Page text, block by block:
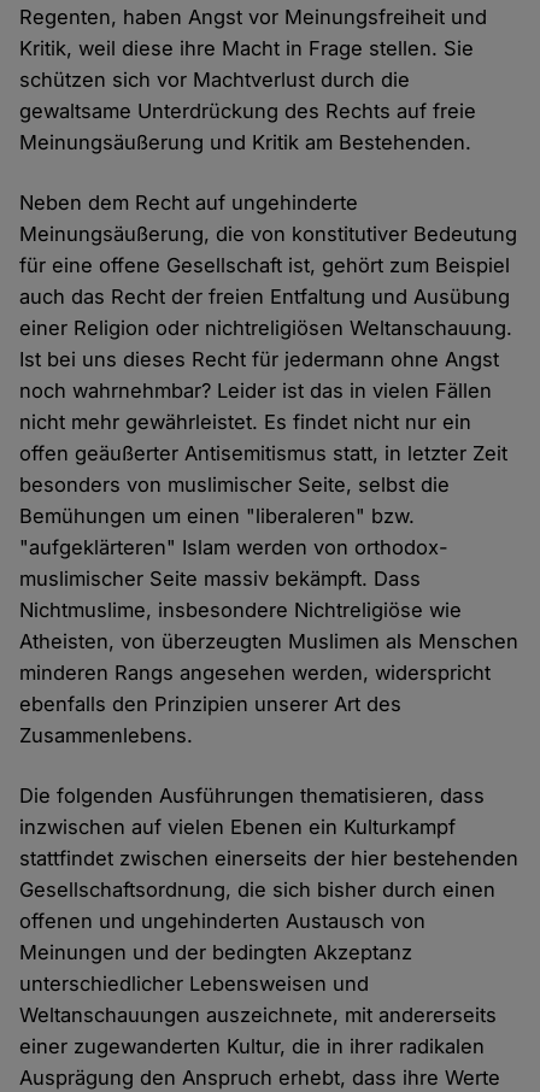
Regenten, haben Angst vor Meinungsfreiheit und
Kritik, weil diese ihre Macht in Frage stellen. Sie
schützen sich vor Machtverlust durch die
gewaltsame Unterdrückung des Rechts auf freie
Meinungsäußerung und Kritik am Bestehenden.
Neben dem Recht auf ungehinderte
Meinungsäußerung, die von konstitutiver Bedeutung
für eine offene Gesellschaft ist, gehört zum Beispiel
auch das Recht der freien Entfaltung und Ausübung
einer Religion oder nichtreligiösen Weltanschauung.
Ist bei uns dieses Recht für jedermann ohne Angst
noch wahrnehmbar? Leider ist das in vielen Fällen
nicht mehr gewährleistet. Es findet nicht nur ein
offen geäußerter Antisemitismus statt, in letzter Zeit
besonders von muslimischer Seite, selbst die
Bemühungen um einen "liberaleren" bzw.
"aufgeklärteren" Islam werden von orthodox-
muslimischer Seite massiv bekämpft. Dass
Nichtmuslime, insbesondere Nichtreligiöse wie
Atheisten, von überzeugten Muslimen als Menschen
minderen Rangs angesehen werden, widerspricht
ebenfalls den Prinzipien unserer Art des
Zusammenlebens.
Die folgenden Ausführungen thematisieren, dass
inzwischen auf vielen Ebenen ein Kulturkampf
stattfindet zwischen einerseits der hier bestehenden
Gesellschaftsordnung, die sich bisher durch einen
offenen und ungehinderten Austausch von
Meinungen und der bedingten Akzeptanz
unterschiedlicher Lebensweisen und
Weltanschauungen auszeichnete, mit andererseits
einer zugewanderten Kultur, die in ihrer radikalen
Ausprägung den Anspruch erhebt, dass ihre Werte